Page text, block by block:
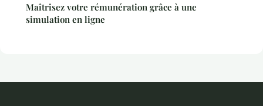
Maîtrisez votre rémunération grâce à une
simulation en ligne